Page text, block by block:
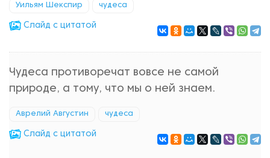
Уильям Шекспир чудеса
Cлайд с цитатой
Чудеса противоречат вовсе не самой
природе, а тому, что мы о ней знаем.
Аврелий Августин чудеса
Cлайд с цитатой